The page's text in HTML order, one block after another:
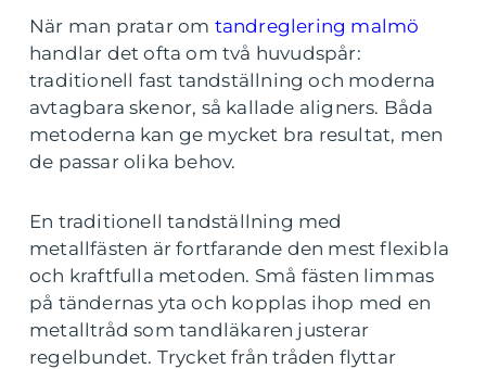
När man pratar om tandreglering malmö
handlar det ofta om två huvudspår:
traditionell fast tandställning och moderna
avtagbara skenor, så kallade aligners. Båda
metoderna kan ge mycket bra resultat, men
de passar olika behov.
En traditionell tandställning med
metallfästen är fortfarande den mest flexibla
och kraftfulla metoden. Små fästen limmas
på tändernas yta och kopplas ihop med en
metalltråd som tandläkaren justerar
regelbundet. Trycket från tråden flyttar